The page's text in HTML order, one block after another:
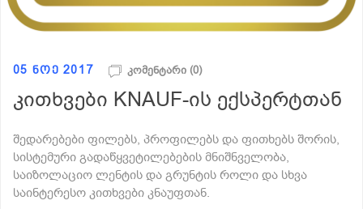
05 ნოე 2017 კომენტარი (0)
კითხვები KNAUF-ის ექსპერტთან
შედარებები ფილებს, პროფილებს და ფითხებს შორის,
სისტემური გადაწყვეტილებების მნიშნველობა,
საიზოლაციო ლენტის და გრუნტის როლი და სხვა
საინტერესო კითხვები კნაუფთან.